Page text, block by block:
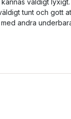
väldigt lyxigt.
tunt och gott
andra